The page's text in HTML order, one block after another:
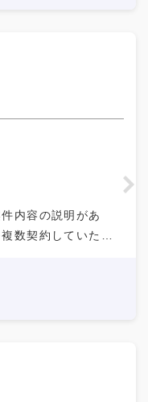
アップにつなが
人が多い
に動いてくれる、
社員も区別が少
内容の説明があ
数契約していた。
った（今でも） 契